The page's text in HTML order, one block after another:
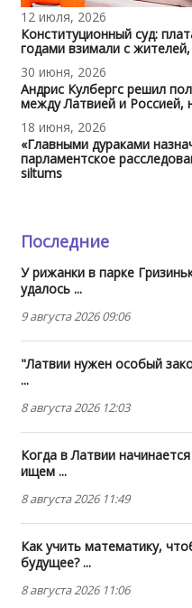
12 июля, 2026
Конституционный суд:
годами взимали с
30 июня, 2026
Андрис Кулбергс решил
между Латвией и Россией,
18 июня, 2026
«Главными дураками
парламентское
siltums
Последние
У рижанки в парке
удалось ...
9 августа 2026 09:06
"Латвии нужен особый
...
8 августа 2026 12:03
Когда в Латвии
ищем ...
8 августа 2026 11:49
Как учить математику,
будущее? ...
8 августа 2026 11:06